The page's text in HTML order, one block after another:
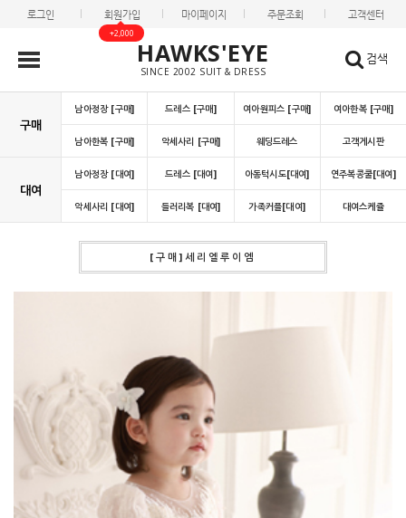
로그인 회원가입
+2,000
마이페이지 주문조회 고객센터
HAWKS'EYE
SINCE 2002 SUIT & DRESS
검색
구매
남아정장 [구매] 드레스 [구매] 여아원피스 [구매] 여아한복 [구매]
남아한복 [구매] 악세사리 [구매] 웨딩드레스 고객게시판
대여
남아정장 [대여] 드레스 [대여] 아동턱시도[대여] 연주복콩쿨[대여]
악세사리 [대여] 들러리복 [대여] 가족커플[대여] 대여스케쥴
[구매]세리엘루이엠